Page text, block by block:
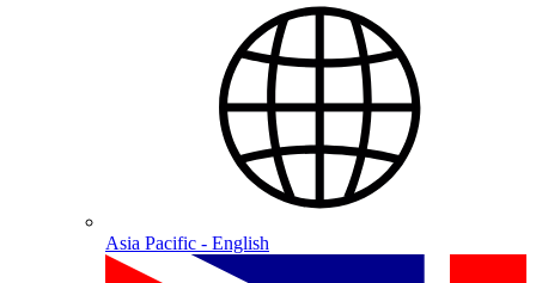
Asia Pacific - English